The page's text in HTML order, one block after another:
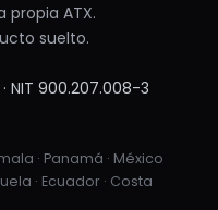
propia ATX.
suelto.
NIT 900.207.008-3
· Panamá · México
· Ecuador · Costa